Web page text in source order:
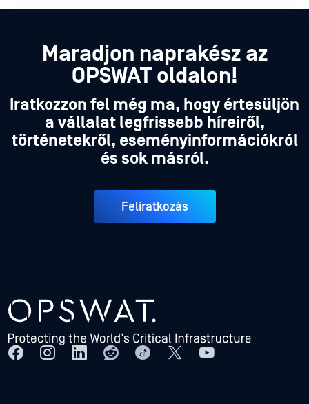
Maradjon naprakész az
OPSWAT oldalon!
Iratkozzon fel még ma, hogy értesüljön
a vállalat legfrissebb híreiről,
történetekről, eseményinformációkról
és sok másról.
Feliratkozás